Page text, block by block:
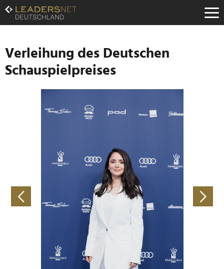
Zum
Inhalt
Zur
Navigation
Zur
Hauptnavigation
Verleihung des Deutschen
Schauspielpreises